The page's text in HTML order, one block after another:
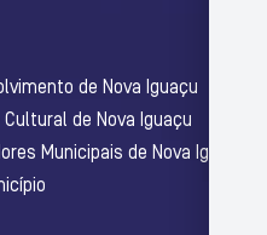
de Nova Iguaçu
Cultural de Nova Iguaçu
Municipais de Nova Iguaçu